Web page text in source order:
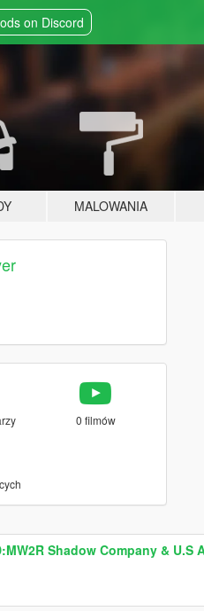
on Discord
MALOWANIA
0 filmów
Shadow Company & U.S